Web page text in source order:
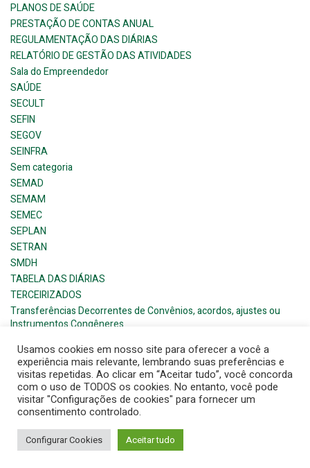
PLANOS DE SAÚDE
PRESTAÇÃO DE CONTAS ANUAL
REGULAMENTAÇÃO DAS DIÁRIAS
RELATÓRIO DE GESTÃO DAS ATIVIDADES
Sala do Empreendedor
SAÚDE
SECULT
SEFIN
SEGOV
SEINFRA
Sem categoria
SEMAD
SEMAM
SEMEC
SEPLAN
SETRAN
SMDH
TABELA DAS DIÁRIAS
TERCEIRIZADOS
Transferências Decorrentes de Convênios, acordos, ajustes ou
Instrumentos Congêneres
© 2026 Barra de Santana- Prefeitura Municipal. Created for
free using WordPress and
Usamos cookies em nosso site para oferecer a você a
experiência mais relevante, lembrando suas preferências e
visitas repetidas. Ao clicar em “Aceitar tudo”, você concorda
com o uso de TODOS os cookies. No entanto, você pode
visitar "Configurações de cookies" para fornecer um
consentimento controlado.
Configurar Cookies Aceitar tudo